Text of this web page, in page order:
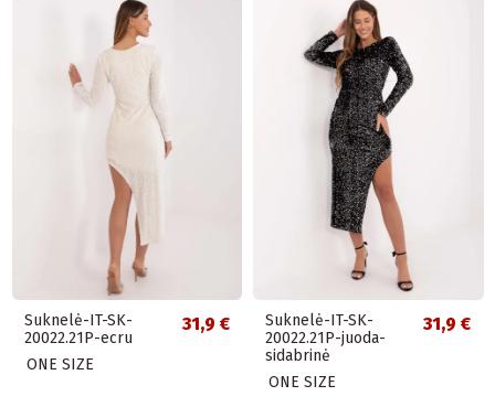
Suknelė-IT-SK-
20022.21P-ecru
31,9 €
ONE SIZE
Suknelė-IT-SK-
20022.21P-juoda-
sidabrinė
31,9 €
ONE SIZE